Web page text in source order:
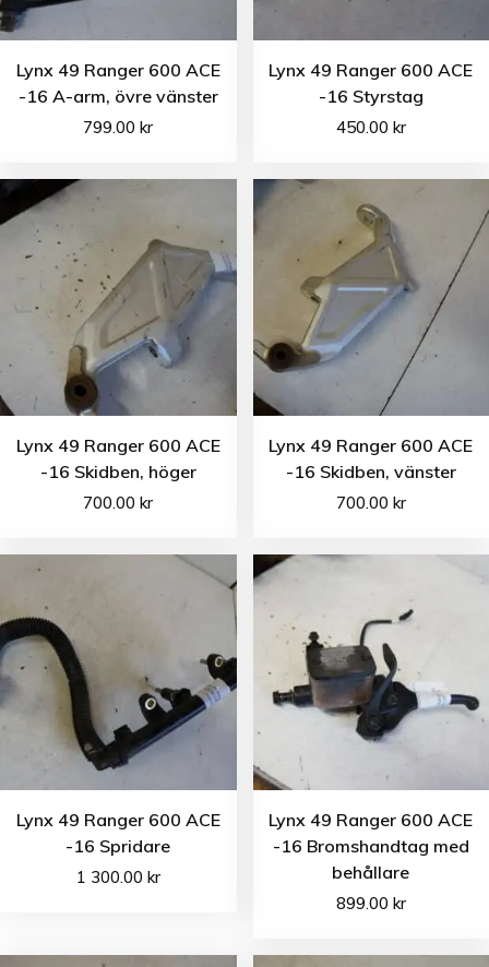
Lynx 49 Ranger 600 ACE
-16 A-arm, övre vänster
799.00kr
Lynx 49 Ranger 600 ACE
-16 Styrstag
450.00 kr
Lynx 49 Ranger 600 ACE
-16 Skidben, höger
700.00kr
Lynx 49 Ranger 600 ACE
-16 Skidben, vänster
700.00 kr
Lynx 49 Ranger 600 ACE
-16 Spridare
1 300.00 kr
Lynx 49 Ranger 600 ACE
-16 Bromshandtag med
behållare
899.00 kr